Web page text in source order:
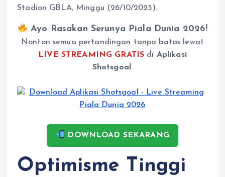
Stadion GBLA, Minggu (26/10/2025).
Ayo Rasakan Serunya Piala Dunia 2026!
Nonton semua pertandingan tanpa batas lewat
LIVE STREAMING GRATIS di Aplikasi
Shotsgoal .
DOWNLOAD SEKARANG
Optimisme Tinggi